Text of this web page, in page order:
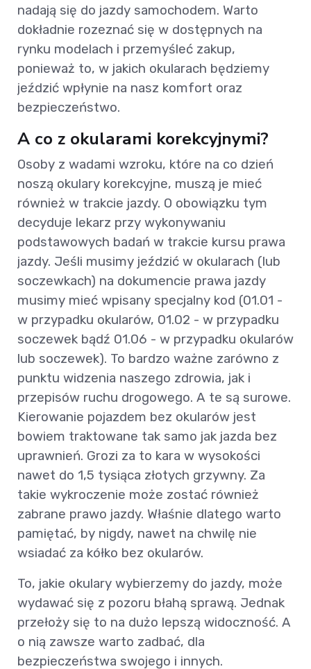
nadają się do jazdy samochodem. Warto
dokładnie rozeznać się w dostępnych na
rynku modelach i przemyśleć zakup,
ponieważ to, w jakich okularach będziemy
jeździć wpłynie na nasz komfort oraz
bezpieczeństwo.
A co z okularami korekcyjnymi?
Osoby z wadami wzroku, które na co dzień
noszą okulary korekcyjne, muszą je mieć
również w trakcie jazdy. O obowiązku tym
decyduje lekarz przy wykonywaniu
podstawowych badań w trakcie kursu prawa
jazdy. Jeśli musimy jeździć w okularach (lub
soczewkach) na dokumencie prawa jazdy
musimy mieć wpisany specjalny kod (01.01 -
w przypadku okularów, 01.02 - w przypadku
soczewek bądź 01.06 - w przypadku okularów
lub soczewek). To bardzo ważne zarówno z
punktu widzenia naszego zdrowia, jak i
przepisów ruchu drogowego. A te są surowe.
Kierowanie pojazdem bez okularów jest
bowiem traktowane tak samo jak jazda bez
uprawnień. Grozi za to kara w wysokości
nawet do 1,5 tysiąca złotych grzywny. Za
takie wykroczenie może zostać również
zabrane prawo jazdy. Właśnie dlatego warto
pamiętać, by nigdy, nawet na chwilę nie
wsiadać za kółko bez okularów.
To, jakie okulary wybierzemy do jazdy, może
wydawać się z pozoru błahą sprawą. Jednak
przełoży się to na dużo lepszą widoczność. A
o nią zawsze warto zadbać, dla
bezpieczeństwa swojego i innych.